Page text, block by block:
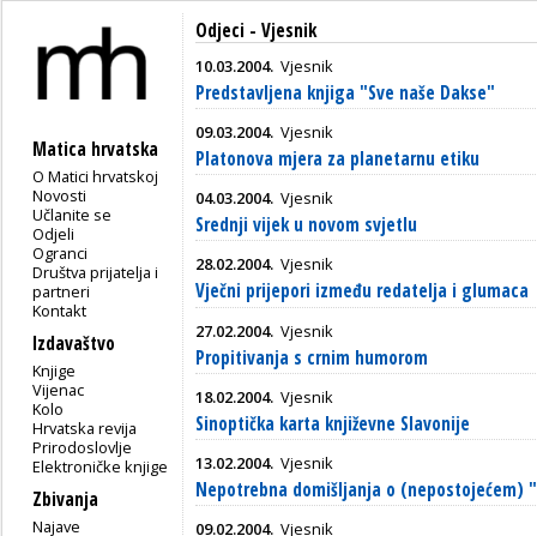
Matica hrvatska
O Matici hrvatskoj
Novosti
Učlanite se
Odjeli
Ogranci
Društva prijatelja i
partneri
Kontakt
Izdavaštvo
Knjige
Vijenac
Kolo
Hrvatska revija
Prirodoslovlje
Elektroničke knjige
Zbivanja
Najave
Odjeci - Vjesnik
10.03.2004. Vjesnik
Predstavljena knjiga "Sve naše Dakse"
09.03.2004. Vjesnik
Platonova mjera za planetarnu etiku
04.03.2004. Vjesnik
Srednji vijek u novom svjetlu
28.02.2004. Vjesnik
Vječni prijepori između redatelja i glumaca
27.02.2004. Vjesnik
Propitivanja s crnim humorom
18.02.2004. Vjesnik
Sinoptička karta književne Slavonije
13.02.2004. Vjesnik
Nepotrebna domišljanja o (nepostojećem)
09.02.2004. Vjesnik